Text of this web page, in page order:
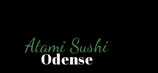
Atami Sushi
Odense